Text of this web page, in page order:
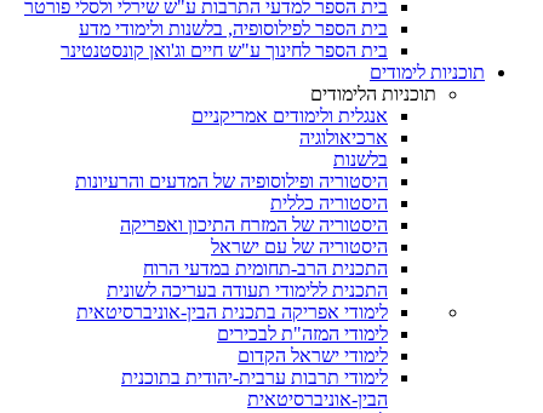
בית הספר למדעי התרבות ע"ש שירלי ולסלי פורטר
בית הספר לפילוסופיה, בלשנות ולימודי מדע
בית הספר לחינוך ע"ש חיים וג'ואן קונסטנטינר
תוכניות לימודים
תוכניות הלימודים
אנגלית ולימודים אמריקניים
ארכיאולוגיה
בלשנות
היסטוריה ופילוסופיה של המדעים והרעיונות
היסטוריה כללית
היסטוריה של המזרח התיכון ואפריקה
היסטוריה של עם ישראל
התכנית הרב-תחומית במדעי הרוח
התכנית ללימודי תעודה בעריכה לשונית
לימודי אפריקה בתכנית הבין-אוניברסיטאית
לימודי המזה"ת לבכירים
לימודי ישראל הקדום
לימודי תרבות ערבית-יהודית בתוכנית
הבין-אוניברסיטאית